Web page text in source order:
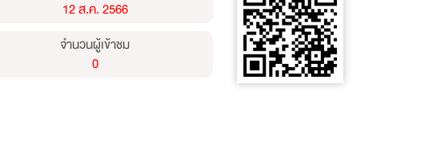
12 ส.ค. 2566
จำนวนผู้เข้าชม
0